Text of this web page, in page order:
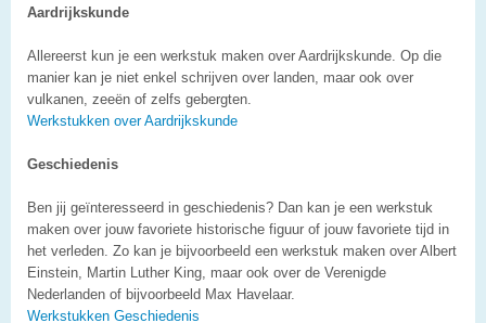
Aardrijkskunde
Allereerst kun je een werkstuk maken over Aardrijkskunde. Op die
manier kan je niet enkel schrijven over landen, maar ook over
vulkanen, zeeën of zelfs gebergten.
Werkstukken over Aardrijkskunde
Geschiedenis
Ben jij geïnteresseerd in geschiedenis? Dan kan je een werkstuk
maken over jouw favoriete historische figuur of jouw favoriete tijd in
het verleden. Zo kan je bijvoorbeeld een werkstuk maken over Albert
Einstein, Martin Luther King, maar ook over de Verenigde
Nederlanden of bijvoorbeeld Max Havelaar.
Werkstukken Geschiedenis